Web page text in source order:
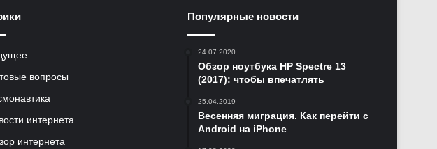
вопросы
интернета
интернета
Популярные новости
24.07.2020
Обзор ноутбука HP Spectre 13
(2017): чтобы впечатлять
25.04.2019
Весенняя миграция. Как перейти с
Android на iPhone